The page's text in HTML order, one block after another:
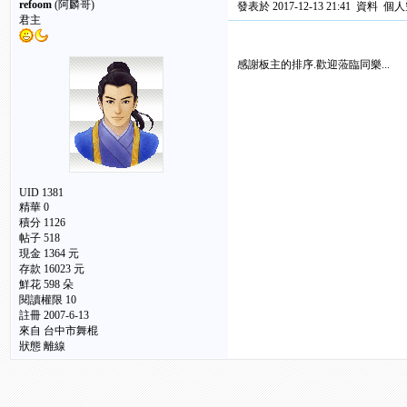
refoom (阿麟哥)
君主
UID 1381
精華 0
積分 1126
帖子 518
現金 1364 元
存款 16023 元
鮮花 598 朵
閱讀權限 10
註冊 2007-6-13
來自 台中市舞棍
狀態 離線
發表於 2017-12-13 21:41 資料 個
感謝板主的排序.歡迎蒞臨同樂...